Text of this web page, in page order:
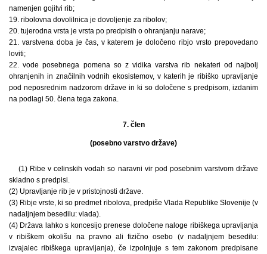
namenjen gojitvi rib;
19. ribolovna dovolilnica je dovoljenje za ribolov;
20. tujerodna vrsta je vrsta po predpisih o ohranjanju narave;
21. varstvena doba je čas, v katerem je določeno ribjo vrsto prepovedano
loviti;
22. vode posebnega pomena so z vidika varstva rib nekateri od najbolj
ohranjenih in značilnih vodnih ekosistemov, v katerih je ribiško upravljanje
pod neposrednim nadzorom države in ki so določene s predpisom, izdanim
na podlagi 50. člena tega zakona.
7. člen
(posebno varstvo države)
(1) Ribe v celinskih vodah so naravni vir pod posebnim varstvom države
skladno s predpisi.
(2) Upravljanje rib je v pristojnosti države.
(3) Ribje vrste, ki so predmet ribolova, predpiše Vlada Republike Slovenije (v
nadaljnjem besedilu: vlada).
(4) Država lahko s koncesijo prenese določene naloge ribiškega upravljanja
v ribiškem okolišu na pravno ali fizično osebo (v nadaljnjem besedilu:
izvajalec ribiškega upravljanja), če izpolnjuje s tem zakonom predpisane